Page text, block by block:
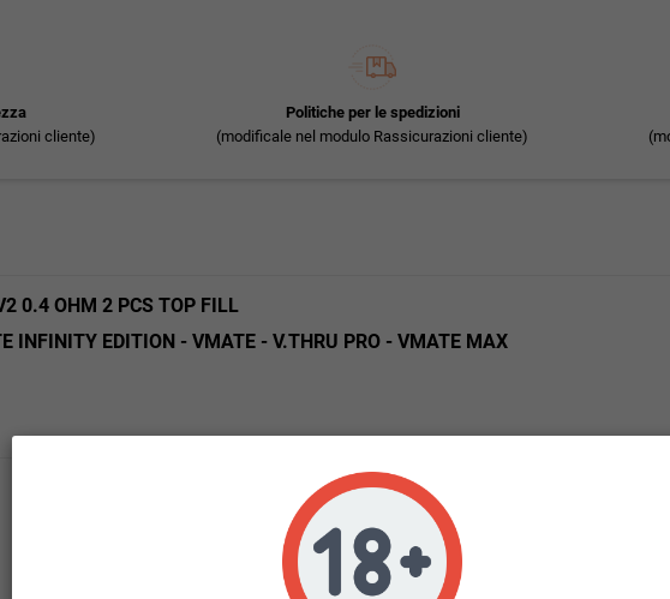
cliente)
Politiche per le spedizioni
(modificale nel modulo Rassicurazioni cliente)
0.4 OHM 2 PCS TOP FILL
INFINITY EDITION - VMATE - V.THRU PRO - VMATE MAX